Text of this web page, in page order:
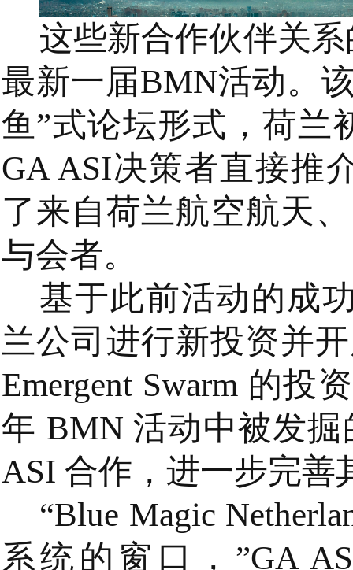
这些新合作伙伴关
最新一届BMN活动。
鱼”式论坛形式，荷兰
GA ASI决策者直接推
了来自荷兰航空航天
与会者。
基于此前活动的成
兰公司进行新投资并
Emergent Swarm 的投
年 BMN 活动中被发掘
ASI 合作，进一步完善
“Blue Magic
系统的窗口，”GA